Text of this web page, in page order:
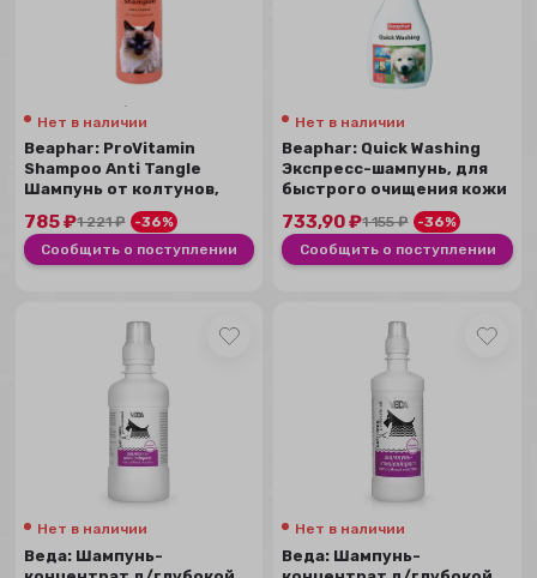
Нет в наличии
Beaphar: ProVitamin
Shampoo Anti Tangle
Шампунь от колтунов,
для кошек, 250 мл
785₽1 221₽
-36%
Сообщить о поступлении
Нет в наличии
Beaphar: Quick Washing
Экспресс-шампунь, для
быстрого очищения кожи
733,90₽1 155₽
-36%
Сообщить о поступлении
Нет в наличии
Веда: Шампунь-
Нет в наличии
Веда: Шампунь-